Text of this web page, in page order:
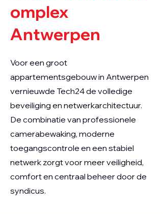
omplex
Antwerpen
Voor een groot
appartementsgebouw in Antwerpen
vernieuwde Tech24 de volledige
beveiliging en netwerkarchitectuur.
De combinatie van professionele
camerabewaking, moderne
toegangscontrole en een stabiel
netwerk zorgt voor meer veiligheid,
comfort en centraal beheer door de
syndicus.